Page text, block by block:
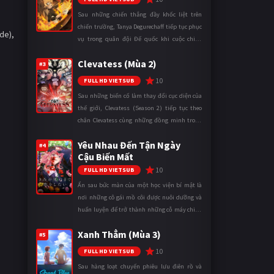
Sau những chiến thắng đầy khốc liệt trên
chiến trường, Tanya Degurechaff tiếp tục phục
vụ trong quân đội Đế quốc khi cuộc chiến
mặt trận. Dù sở hữu tài năn ...
#3 Clevatess (Mùa 2)
FULL HD VIETSUB 10
Sau những biến cố làm thay đổi cục diện của
thế giới, Clevatess (Season 2) tiếp tục theo
chân Clevatess cùng những đồng minh trong
loại đến bờ vực diệ ...
#4
Yêu Nhau Đến Tận Ngày
Cậu Biến Mất
FULL HD VIETSUB 10
Ẩn sau bức màn của một học viện bí mật là
nơi những cô gái mồ côi được nuôi dưỡng và
huấn luyện để trở thành những cỗ máy chiến
được xem là điều hiển nh ...
#5 Xanh Thẳm (Mùa 3)
FULL HD VIETSUB 10
Sau hàng loạt chuyến phiêu lưu điên rồ và